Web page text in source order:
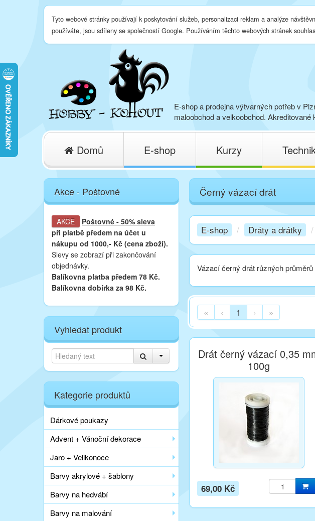
Tyto webové stránky používají k poskytování služeb, personalizaci reklam a analýze
používáte, jsou sdíleny se společností Google. Používáním těchto webových stránek
E-shop a prodejna výtvarných potřeb v
maloobchod a velkoobchod.
Domů E-shop Kurzy
Akce - Poštovné
AKCE Poštovné - 50% sleva
při platbě předem na účet u
nákupu od 1000,- Kč (cena zboží).
Slevy se zobrazí při zakončování
objednávky.
Balíkovna platba předem 78 Kč.
Balíkovna dobírka za 98 Kč.
Vyhledat produkt
Kategorie produktů
Dárkové poukazy
Advent + Vánoční dekorace
Jaro + Velikonoce
Barvy akrylové + šablony
Barvy na hedvábí
Barvy na malování
Černý vázací drát
E-shop / Dráty a drátky /
Vázací černý drát různých
« ‹ 1 › »
Drát černý vázací 0,35
100g
69,00 Kč